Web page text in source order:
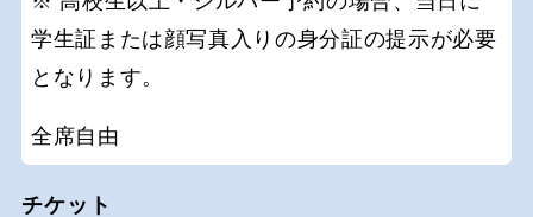
学生証または顔写真入りの身分証の提示が必要
となります。
全席自由
チケット